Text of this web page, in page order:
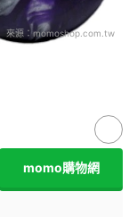
來源：momoshop.com.tw
momo購物網